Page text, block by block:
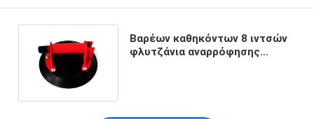
Βαρέων καθηκόντων 8 ιντσών
φλυτζάνια αναρρόφησης